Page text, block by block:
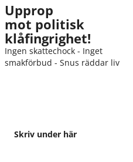
Upprop
mot politisk
klåfingrighet!
Ingen skattechock - Inget
smakförbud - Snus räddar liv
Skriv under här